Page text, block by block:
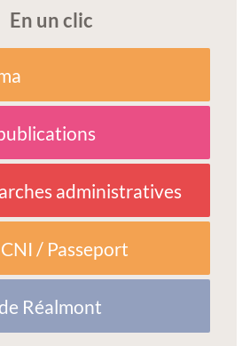
En un clic
administratives
/ Passeport
Réalmont